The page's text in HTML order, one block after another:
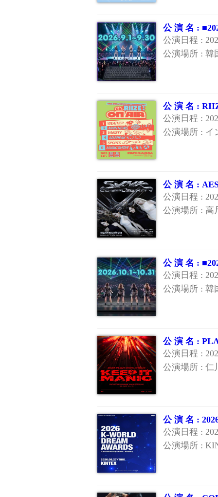
公 演 名 :
公演日程 :
公演場所 : 韓
公 演 名 :
公演日程 :
公演場所 : イ
公 演 名 :
公演日程 :
公演場所 : 高
公 演 名 :
公演日程 :
公演場所 : 韓
公 演 名 :
公演日程 :
公演場所 : 仁
公 演 名 :
公演日程 :
公演場所 :